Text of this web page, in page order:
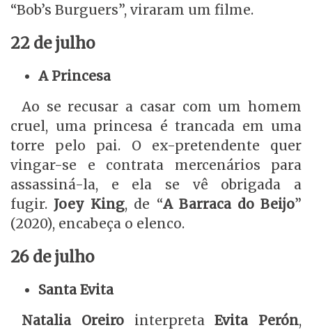
“Bob’s Burguers”, viraram um filme.
22 de julho
A Princesa
Ao se recusar a casar com um homem
cruel, uma princesa é trancada em uma
torre pelo pai. O ex-pretendente quer
vingar-se e contrata mercenários para
assassiná-la, e ela se vê obrigada a
fugir. Joey King, de “A Barraca do Beijo”
(2020), encabeça o elenco.
26 de julho
Santa Evita
Natalia OreirointerpretaEvita Perón,